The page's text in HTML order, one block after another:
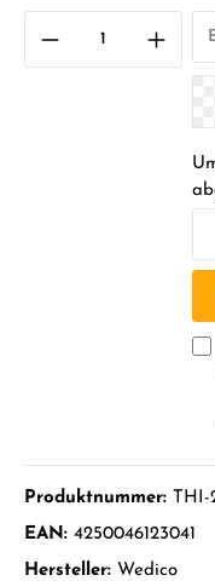
Produktnummer:
EAN: 4250046123041
Hersteller: Wedico